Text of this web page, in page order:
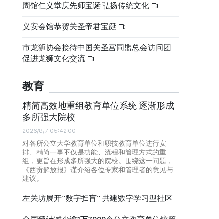
周馆仁义堂庆先师宝诞 弘扬传统文化
义安会馆恭贺关圣帝君宝诞
市龙狮协会接待中国关圣宫同盟总会访问团
促进龙狮文化交流
教育
精简高效地重组教育单位系统 逐渐形成
多所强大院校
2026/8/7 05:42:00
对各所公立大学教育单位和职技教育单位进行安
排、精简一事不仅是功能、流程和管理方式的重
组，更旨在形成多所强大的院校。围绕这一问题，
《西贡解放报》谨介绍各位专家和管理者的意见与
建议。
左关坊展开“数字扫盲” 共建数字学习型社区